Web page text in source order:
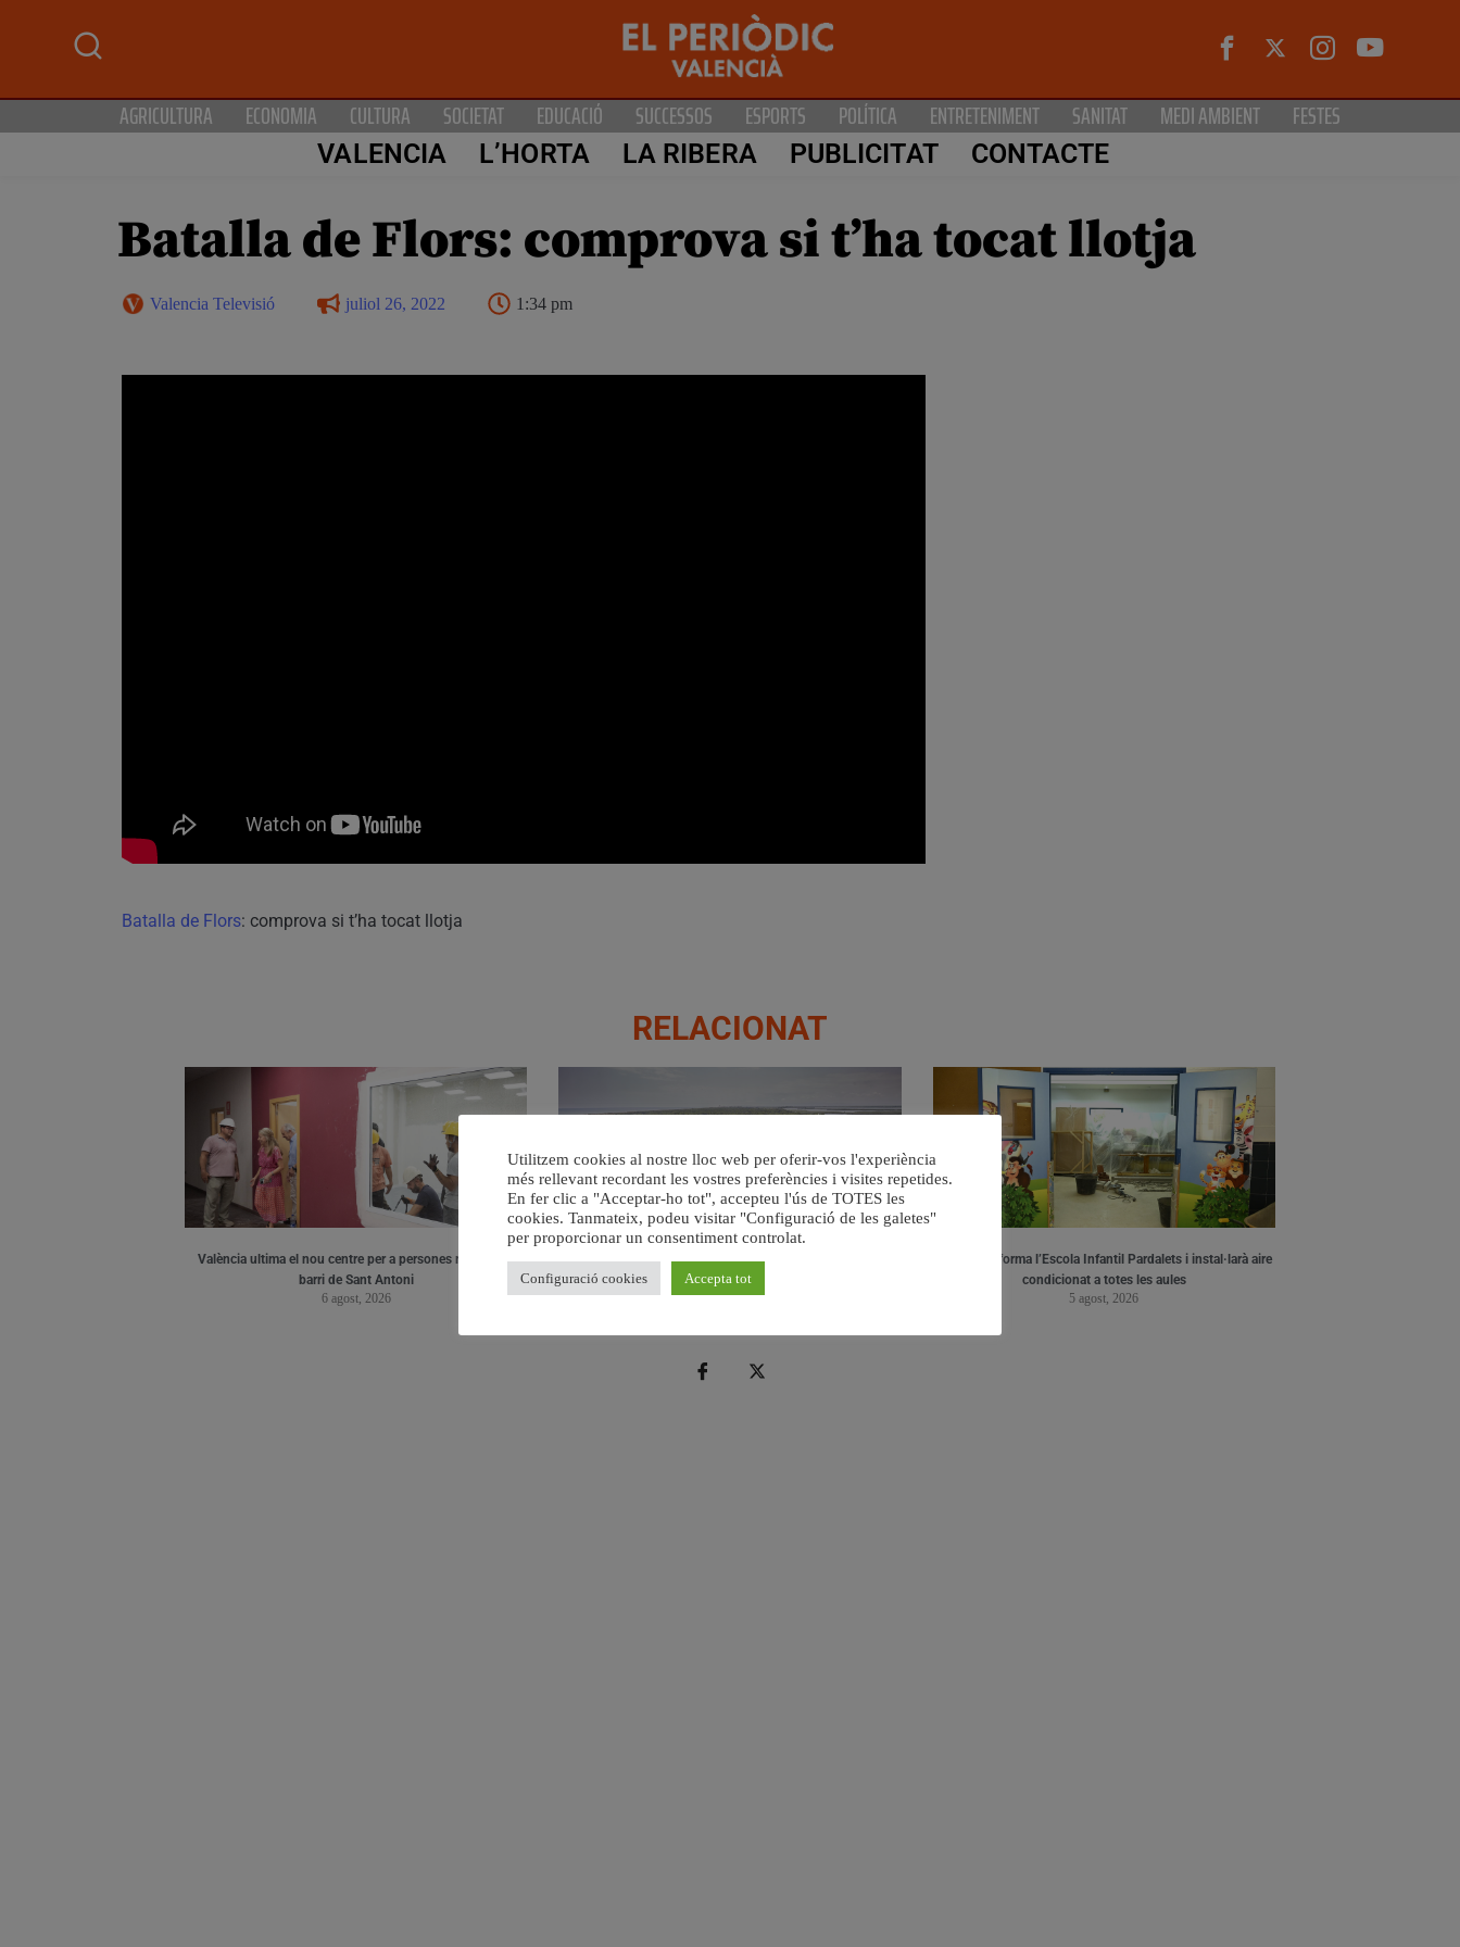
AGRICULTURA ECONOMIA CULTURA SOCIETAT EDUCACIÓ SUCCESSOS ESPORTS POLÍTICA ENTRETENIMENT SANITAT MEDI AMBIENT FESTES
VALENCIA L’HORTA LA RIBERA PUBLICITAT CONTACTE
Batalla de Flors: comprova si t’ha tocat llotja
Valencia Televisió juliol 26, 2022 1:34 pm
Batalla de Flors: comprova si t’ha tocat llotja
RELACIONAT
València ultima el nou centre per a persones majors del
barri de Sant Antoni
6 agost, 2026
València retira prop de 15.000 litres de residus de la
Devesa durant el mes de juliol
6 agost, 2026
València reforma l’Escola Infantil Pardalets i instal·larà aire
condicionat a totes les aules
5 agost, 2026
Utilitzem cookies al nostre lloc web per oferir-vos l'experiència
més rellevant recordant les vostres preferències i visites repetides.
En fer clic a "Acceptar-ho tot", accepteu l'ús de TOTES les
cookies. Tanmateix, podeu visitar "Configuració de les galetes"
per proporcionar un consentiment controlat.
Configuració cookies Accepta tot